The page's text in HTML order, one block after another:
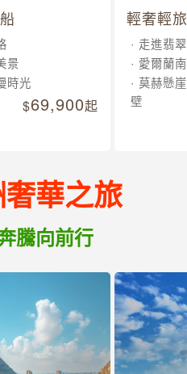
景
時光
69,900起
輕奢輕
走進翡
愛爾蘭
莫赫懸
壁
華之旅
騰向前行